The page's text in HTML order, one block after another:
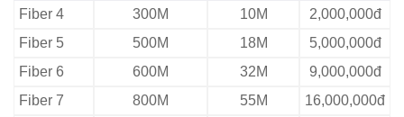
Fiber 4
300M 10M
2,000,000đ
Fiber 5
500M 18M
5,000,000đ
Fiber 6
600M 32M
9,000,000đ
Fiber 7
800M 55M
16,000,000đ